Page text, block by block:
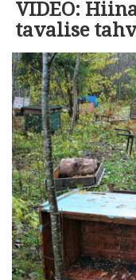
VIDEO:
tavalise